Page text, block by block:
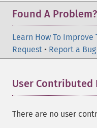
Found A Problem?
Learn How To Improve
Request • Report a Bug
User Contributed
There are no user